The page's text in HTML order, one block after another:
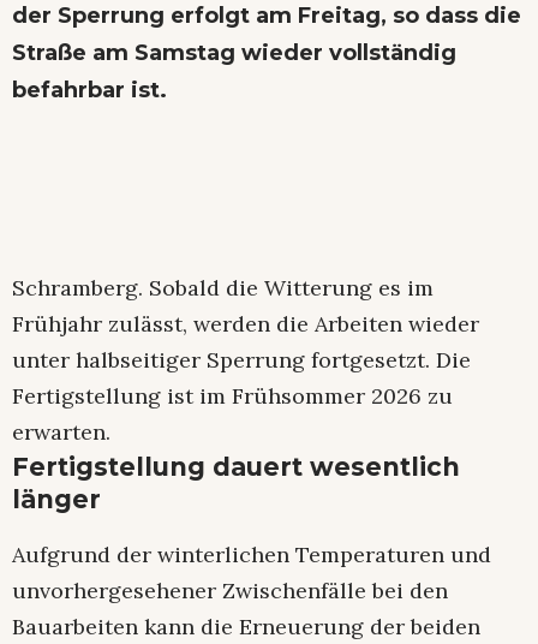
der Sperrung erfolgt am Freitag, so dass die
Straße am Samstag wieder vollständig
befahrbar ist.
Schramberg. Sobald die Witterung es im
Frühjahr zulässt, werden die Arbeiten wieder
unter halbseitiger Sperrung fortgesetzt. Die
Fertigstellung ist im Frühsommer 2026 zu
erwarten.
Fertigstellung dauert wesentlich
länger
Aufgrund der winterlichen Temperaturen und
unvorhergesehener Zwischenfälle bei den
Bauarbeiten kann die Erneuerung der beiden